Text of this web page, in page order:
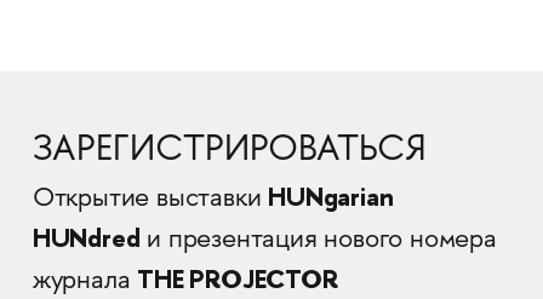
ЗАРЕГИСТРИРОВАТЬСЯ
Открытие выставки HUNgarian
HUNdred и презентация нового номера
журнала THE PROJECTOR